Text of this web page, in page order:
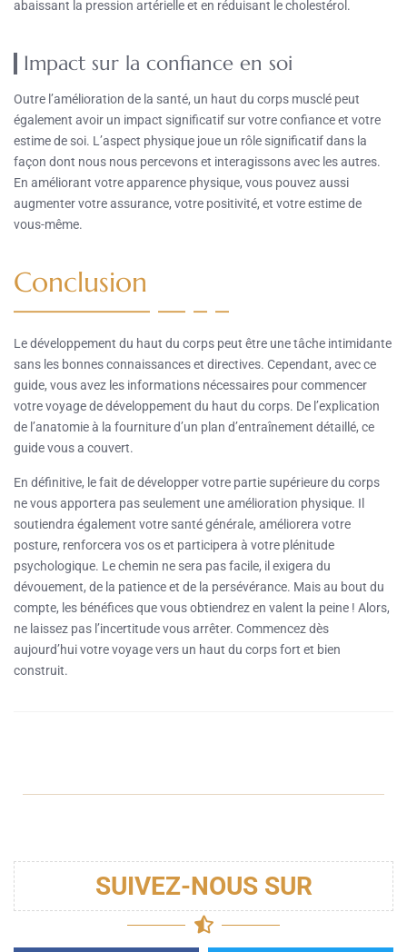
abaissant la pression artérielle et en réduisant le cholestérol.
Impact sur la confiance en soi
Outre l’amélioration de la santé, un haut du corps musclé peut
également avoir un impact significatif sur votre confiance et votre
estime de soi. L’aspect physique joue un rôle significatif dans la
façon dont nous nous percevons et interagissons avec les autres.
En améliorant votre apparence physique, vous pouvez aussi
augmenter votre assurance, votre positivité, et votre estime de
vous-même.
Conclusion
Le développement du haut du corps peut être une tâche intimidante
sans les bonnes connaissances et directives. Cependant, avec ce
guide, vous avez les informations nécessaires pour commencer
votre voyage de développement du haut du corps. De l’explication
de l’anatomie à la fourniture d’un plan d’entraînement détaillé, ce
guide vous a couvert.
En définitive, le fait de développer votre partie supérieure du corps
ne vous apportera pas seulement une amélioration physique. Il
soutiendra également votre santé générale, améliorera votre
posture, renforcera vos os et participera à votre plénitude
psychologique. Le chemin ne sera pas facile, il exigera du
dévouement, de la patience et de la persévérance. Mais au bout du
compte, les bénéfices que vous obtiendrez en valent la peine ! Alors,
ne laissez pas l’incertitude vous arrêter. Commencez dès
aujourd’hui votre voyage vers un haut du corps fort et bien
construit.
SUIVEZ-NOUS SUR